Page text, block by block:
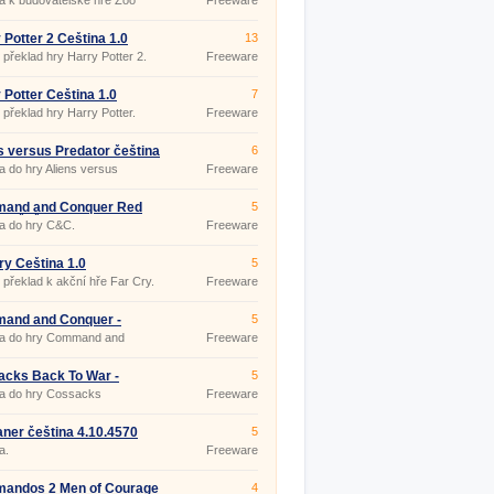
Potter 2 Čeština 1.0
hry Harry Potter 2.
13
Freeware
Potter Čeština 1.0
hry Harry Potter.
7
Freeware
versus Predator čeština
do hry Aliens versus
6
Freeware
and Conquer Red
- čeština 1.0
do hry C&C.
5
Freeware
Čeština 1.0
k akční hře Far Cry.
5
Freeware
and Conquer -
1.0
do hry Command and
5
Freeware
Back To War -
1.0
do hry Cossacks
5
Freeware
čeština 4.10.4570
5
Freeware
2 Men of Courage
4